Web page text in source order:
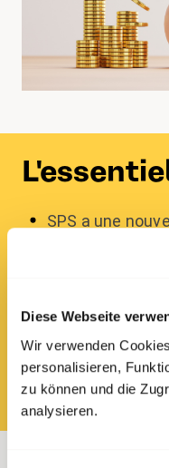
Diese Webseite
Wir verwenden
personalisieren,
zu können und die
analysieren.
SPS a une
Inscris-toi pour
gestion de cet
Les
doit entrer en
démarré